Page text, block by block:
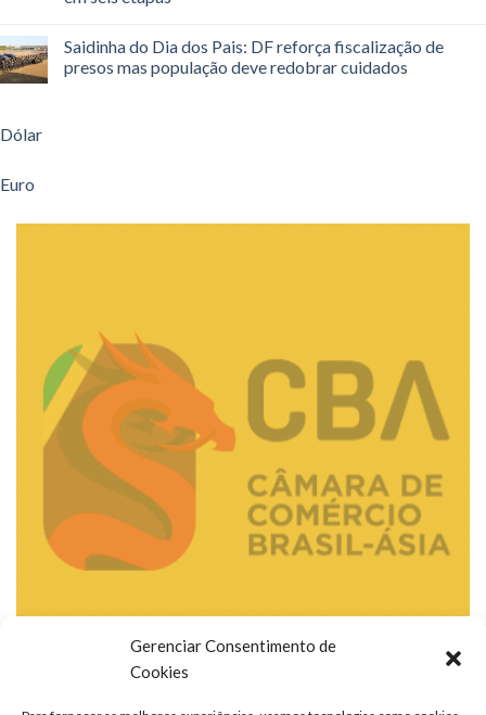
Gerenciar Consentimento de
Cookies
Saidinha do Dia dos Pais: DF reforça fiscalização de
presos mas população deve redobrar cuidados
Dólar
Euro